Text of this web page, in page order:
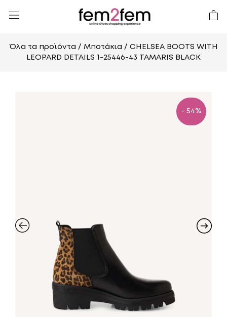
Όλα τα προϊόντα / Μποτάκια / CHELSEA BOOTS WITH
LEOPARD DETAILS 1-25446-43 TAMARIS BLACK
- 54%